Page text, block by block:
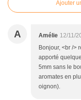
Ajouter
A Amélie 12/11/
Bonjour, <br />
apporté
5mm sans le
aromates en
oignon).